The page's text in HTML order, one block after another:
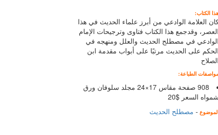
الكتاب:
العلامة الوادعي من أبرز علماء الحديث في هذا
وقدجمع هذا الكتاب فتاوى وترجيحات الإمام
في مصطلح الحديث والعلل ومنهجه في
على الحديث مرتبًا على أبواب مقدمة ابن
الطباعة:
908 صفحة مقاس 17×24 مجلد سلوفان ورق
السعر $20
- مصطلح الحديث